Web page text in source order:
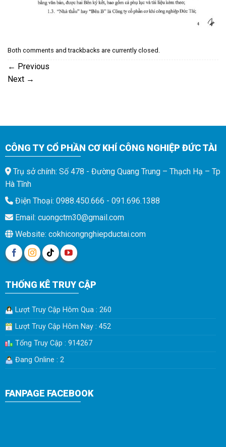
Both comments and trackbacks are currently closed.
← Previous
Next →
CÔNG TY CỔ PHẦN CƠ KHÍ CÔNG NGHIỆP ĐỨC TÀI
Trụ sở chính: Số 478 - Đường Quang Trung – Thạch Hạ – Tp
Hà Tĩnh
Điện Thoại: 0988.450.666 - 091.696.1388
Email: cuongctm30@gmail.com
Website: cokhicongnghiepductai.com
THỐNG KÊ TRUY CẬP
Lượt Truy Cập Hôm Qua : 260
Lượt Truy Cập Hôm Nay : 452
Tổng Truy Cập : 914267
Đang Online : 2
FANPAGE FACEBOOK